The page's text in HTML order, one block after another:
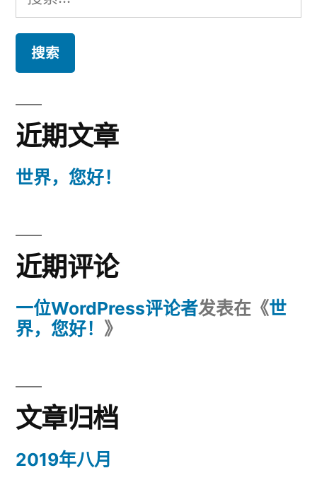
索：
近期文章
世界，您好！
近期评论
一位WordPress评论者发表在《世
界，您好！ 》
文章归档
2019年八月